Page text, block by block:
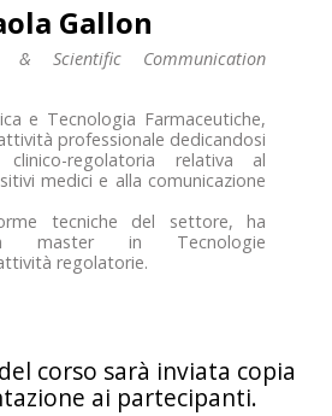
Gallon
& Scientific Communication
e Tecnologia Farmaceutiche,
professionale dedicandosi
clinico-regolatoria relativa al
medici e alla comunicazione
tecniche del settore, ha
master in Tecnologie
regolatorie.
corso sarà inviata copia
ai partecipanti.